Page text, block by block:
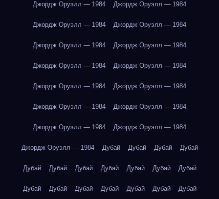
Джордж Оруэлл — 1984 Джордж Оруэлл — 1984
Джордж Оруэлл — 1984 Джордж Оруэлл — 1984
Джордж Оруэлл — 1984 Джордж Оруэлл — 1984
Джордж Оруэлл — 1984 Джордж Оруэлл — 1984
Джордж Оруэлл — 1984 Джордж Оруэлл — 1984
Джордж Оруэлл — 1984 Джордж Оруэлл — 1984
Джордж Оруэлл — 1984 Джордж Оруэлл — 1984
Джордж Оруэлл — 1984 Дубай Дубай Дубай Дубай
Дубай Дубай Дубай Дубай Дубай Дубай Дубай
Дубай Дубай Дубай Дубай Дубай Дубай Дубай